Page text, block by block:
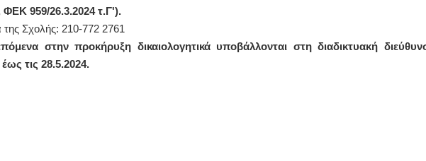
ΦΕΚ 959/26.3.2024 τ.Γ').
Σχολής: 210-772 2761
στην προκήρυξη δικαιολογητικά υποβάλλονται στη διαδικτυακή
τις 28.5.2024.